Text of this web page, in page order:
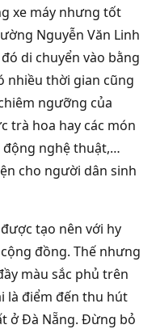
xe máy nhưng tốt
Nguyễn Văn Linh
di chuyển vào bằng
nhiều thời gian cũng
ngưỡng của
trà hoa hay các món
động nghệ thuật,…
cho người dân sinh
tạo nên với hy
đồng. Thế nhưng
màu sắc phủ trên
là điểm đến thu hút
ở Đà Nẵng. Đừng bỏ